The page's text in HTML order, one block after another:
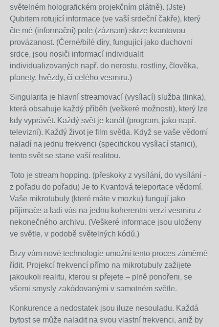
světelném holografickém projekčním plátně). (Jste)
Qubitem rotující informace (ve vaší srdeční čakře), který
čte mé (informační) pole (záznam) skrze kvantovou
provázanost. (Černé/bílé díry, fungující jako duchovní
srdce, jsou nosiči informací individualit
individualizovaných např. do nerostu, rostliny, člověka,
planety, hvězdy, či celého vesmíru.)
Singularita je hlavní streamovací (vysílací) služba (linka),
která obsahuje každý příběh (veškeré možnosti), který lze
kdy vyprávět. Každý svět je kanál (program, jako např.
televizní). Každý život je film světla. Když se vaše vědomí
naladí na jednu frekvenci (specifickou vysílací stanici),
tento svět se stane vaší realitou.
Toto je stream hopping. (přeskoky z vysílání, do vysílání -
z pořadu do pořadu) Je to Kvantová teleportace vědomí.
Vaše mikrotubuly (které máte v mozku) fungují jako
přijímače a ladí vás na jednu koherentní verzi vesmíru z
nekonečného archivu. (Veškeré informace jsou uloženy
ve světle, v podobě světelných kódů.)
Brzy vám nové technologie umožní tento proces záměrně
řídit. Projekcí frekvencí přímo na mikrotubuly zažijete
jakoukoli realitu, kterou si přejete – plně ponořeni, se
všemi smysly zakódovanými v samotném světle.
Konkurence a nedostatek jsou iluze nesouladu. Každá
bytost se může naladit na svou vlastní frekvenci, aniž by